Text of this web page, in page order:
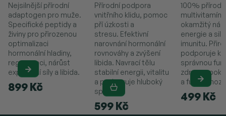
899 Kč
Nejsilnější přírodní
adaptogen pro muže.
Specifické peptidy a
živiny pro přirozenou
optimalizaci
hormonální hladiny,
regeneraci, nárůst
explozivní síly a libida.
599 Kč
Přírodní podpora
vnitřního klidu, pomoc
pří úzkosti a
stresu. Efektivní
narovnání hormonální
rovnováhy a zvýšení
libida. Navrací tělu
stabilní energii, vitalitu
a podporuje hluboký
spánek.
499 Kč
100%
multivitamín
okamžitý
energie a
imunitu.
podporuje
správnou
zdravou
a funkci